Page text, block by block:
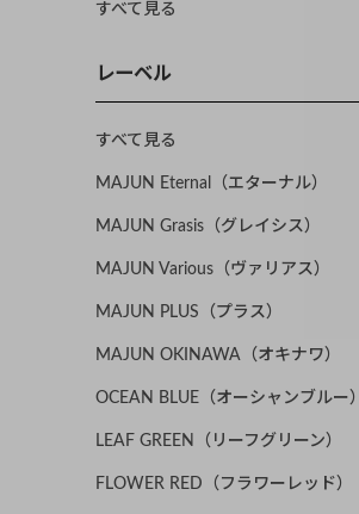
すべて見る
レーベル
すべて見る
MAJUN Eternal（エターナル）
MAJUN Grasis（グレイシス）
MAJUN Various（ヴァリアス）
MAJUN PLUS（プラス）
MAJUN OKINAWA（オキナワ）
OCEAN BLUE（オーシャンブルー）
LEAF GREEN（リーフグリーン）
FLOWER RED（フラワーレッド）